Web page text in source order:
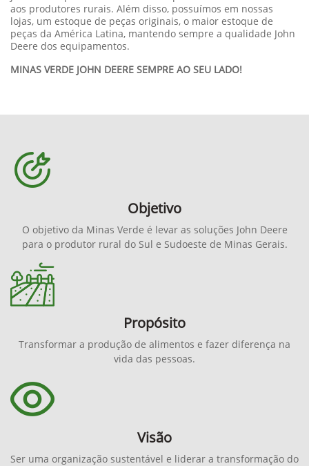
aos produtores rurais. Além disso, possuímos em nossas
lojas, um estoque de peças originais, o maior estoque de
peças da América Latina, mantendo sempre a qualidade John
Deere dos equipamentos.
MINAS VERDE JOHN DEERE SEMPRE AO SEU LADO!
Objetivo
O objetivo da Minas Verde é levar as soluções John Deere
para o produtor rural do Sul e Sudoeste de Minas Gerais.
Propósito
Transformar a produção de alimentos e fazer diferença na
vida das pessoas.
Visão
Ser uma organização sustentável e liderar a transformação do